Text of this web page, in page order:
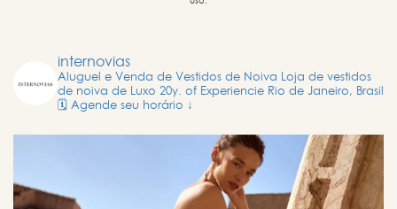
internovias
Aluguel e Venda de Vestidos de Noiva Loja de vestidos
de noiva de Luxo 20y. of Experiencie Rio de Janeiro, Brasil
🗓️ Agende seu horário ↓